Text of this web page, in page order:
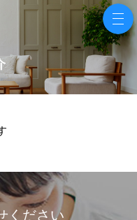
ください